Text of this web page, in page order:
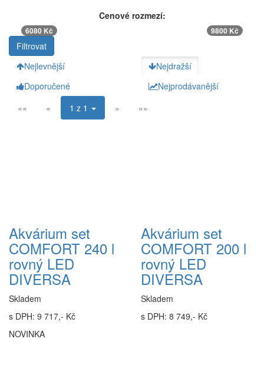
Cenové rozmezí:
6080 Kč 9800 Kč
Nejlevnější
Nejdražší
Doporučené
Nejprodávanější
««
« 1 z 1 » »»
Akvárium set
COMFORT 240 l
rovný LED
DIVERSA
Skladem
s DPH: 9 717,- Kč
NOVINKA
Akvárium set
COMFORT 200 l
rovný LED
DIVERSA
Skladem
s DPH: 8 749,- Kč